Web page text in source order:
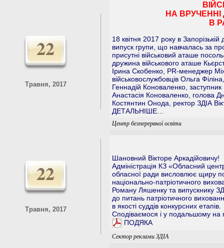
22
Травня, 2017
НА ВРУЧЕННІ
В
18 квітня 2017 року в
випуск групи, що навчалась за
присутні військовий аташе
дружина військового аташе
Ірина Скобенко, PR-менеджер
військовослужбовців Ольга
Геннадій Коноваленко,
Анастасія Коноваленко, голова
Костянтин Онода, ректор ЗДІА
ДЕТАЛЬНІШЕ…
Центр безперервної освіти
22
Травня, 2017
Шановний Вікторе Аркадійовичу!
Адміністрація КЗ «Обласний
обласної ради висловлює щиру
національно-патріотичного
Роману Ляшенку та випускнику
до питань патріотичного
в якості суддів конкурсних етапів.
Сподіваємося і у подальшому на
ПОДЯКА
Сектор реклами ЗДІА